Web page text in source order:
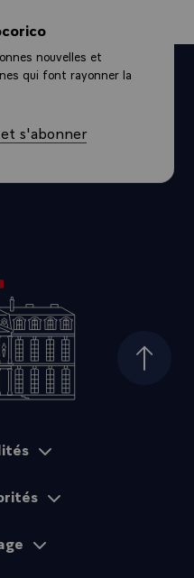
nouvelles et
qui font rayonner la
s'abonner
Haut